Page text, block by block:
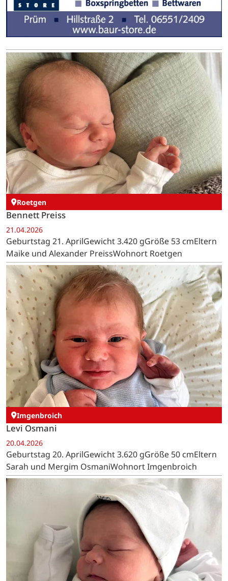
Roetgen
Bennett Preiss
21.04.2026
Geburtstag 21. AprilGewicht 3.420 gGröße 53 cmEltern
Maike und Alexander PreissWohnort Roetgen
Imgenbroich
Levi Osmani
20.04.2026
Geburtstag 20. AprilGewicht 3.620 gGröße 50 cmEltern
Sarah und Mergim OsmaniWohnort Imgenbroich